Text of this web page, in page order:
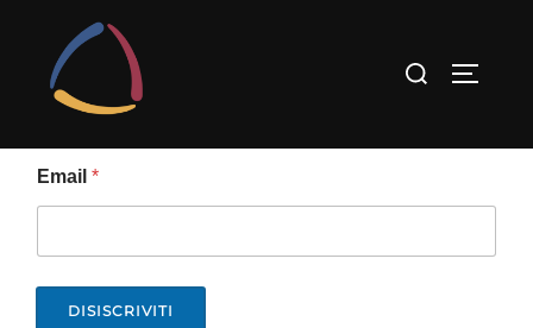
contenuto
Cerca
m
a
m
Email *
DISISCRIVITI